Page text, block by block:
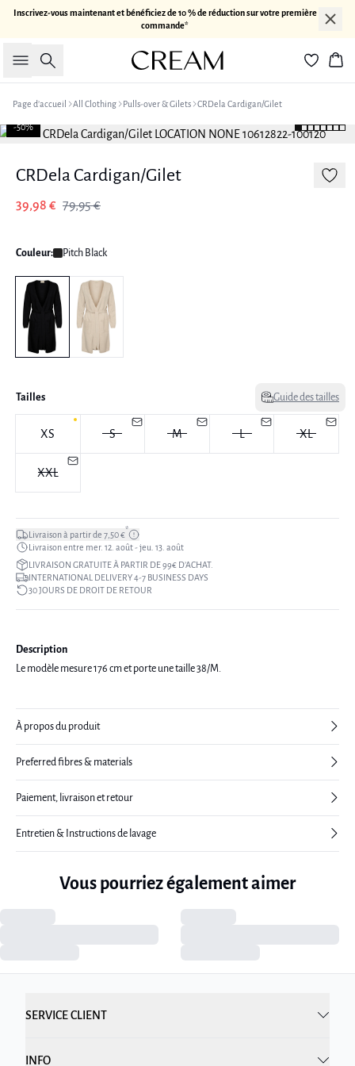
Inscrivez-vous maintenant et bénéficiez de 10 % de réduction sur votre première
commande*
Rechercher
Page d’accueil All Clothing Pulls-over & Gilets CRDela Cardigan/Gilet
-50%
CRDela Cardigan/Gilet
39,98 € 79,95 €
Couleur: Pitch Black
Tailles Guide des tailles
XS S M L XL
XXL
Livraison à partir de 7,50 €*
Livraison entre mer. 12. août - jeu. 13. août
LIVRAISON GRATUITE À PARTIR DE 99€ D’ACHAT.
INTERNATIONAL DELIVERY 4-7 BUSINESS DAYS
30 JOURS DE DROIT DE RETOUR
Description
Le modèle mesure 176 cm et porte une taille 38/M.
À propos du produit
Preferred fibres & materials
Paiement, livraison et retour
Entretien & Instructions de lavage
Vous pourriez également aimer
SERVICE CLIENT
INFO